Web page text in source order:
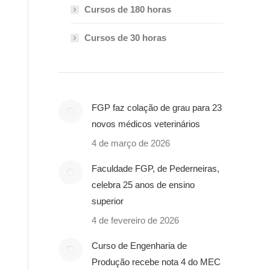
Cursos de 180 horas
Cursos de 30 horas
FGP faz colação de grau para 23
novos médicos veterinários
4 de março de 2026
Faculdade FGP, de Pederneiras,
celebra 25 anos de ensino
superior
4 de fevereiro de 2026
Curso de Engenharia de
Produção recebe nota 4 do MEC